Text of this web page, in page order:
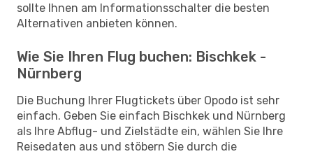
sollte Ihnen am Informationsschalter die besten
Alternativen anbieten können.
Wie Sie Ihren Flug buchen: Bischkek -
Nürnberg
Die Buchung Ihrer Flugtickets über Opodo ist sehr
einfach. Geben Sie einfach Bischkek und Nürnberg
als Ihre Abflug- und Zielstädte ein, wählen Sie Ihre
Reisedaten aus und stöbern Sie durch die